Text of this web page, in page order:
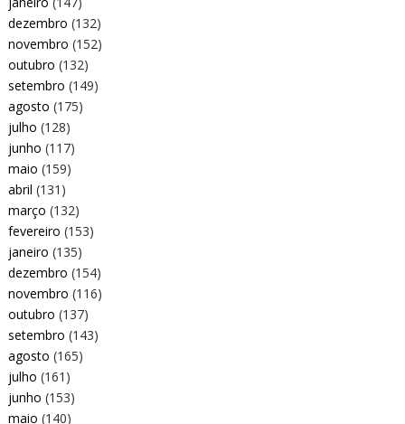
dezembro (132)
novembro (152)
outubro (132)
setembro (149)
agosto (175)
julho (128)
junho (117)
maio (159)
abril (131)
março (132)
fevereiro (153)
janeiro (135)
dezembro (154)
novembro (116)
outubro (137)
setembro (143)
agosto (165)
julho (161)
junho (153)
maio (140)